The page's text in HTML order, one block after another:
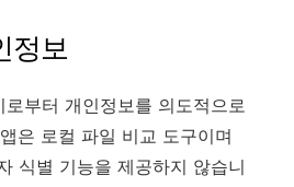
정보
부터 개인정보를 의도적으로
은 로컬 파일 비교 도구이며
식별 기능을 제공하지 않습니